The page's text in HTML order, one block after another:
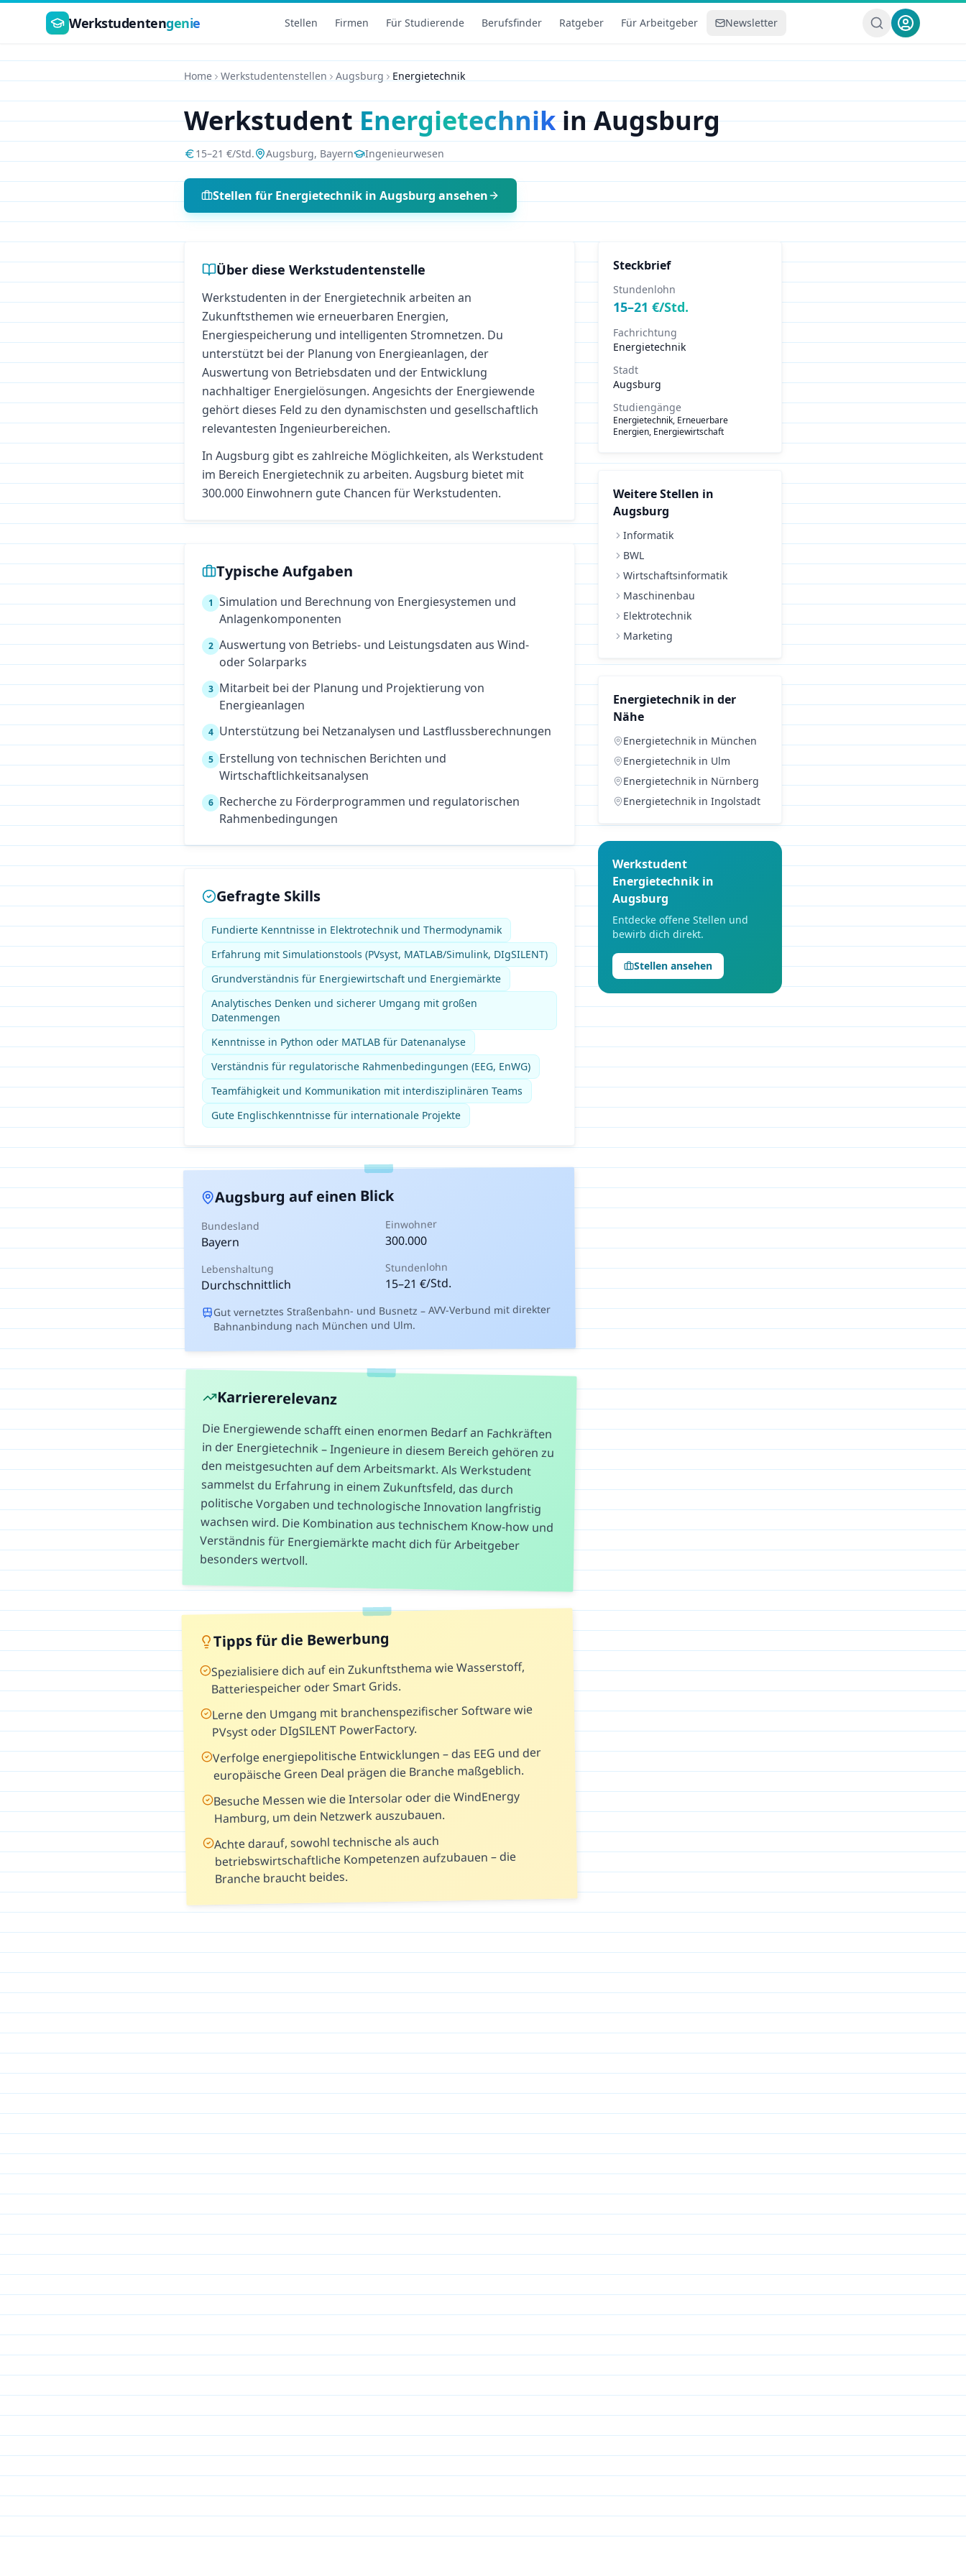
Zum Hauptinhalt springen
Werkstudentengenie Stellen Firmen Für Studierende Berufsfinder Ratgeber Für Arbeitgeber Newsletter
Home Werkstudentenstellen Augsburg Energietechnik
WerkstudentEnergietechnikinAugsburg
15–21 €/Std. Augsburg, Bayern Ingenieurwesen
Stellen für Energietechnik in Augsburg ansehen
Über diese Werkstudentenstelle
Werkstudenten in der Energietechnik arbeiten an
Zukunftsthemen wie erneuerbaren Energien,
Energiespeicherung und intelligenten Stromnetzen. Du
unterstützt bei der Planung von Energieanlagen, der
Auswertung von Betriebsdaten und der Entwicklung
nachhaltiger Energielösungen. Angesichts der Energiewende
gehört dieses Feld zu den dynamischsten und gesellschaftlich
relevantesten Ingenieurbereichen.
In Augsburg gibt es zahlreiche Möglichkeiten, als Werkstudent
im Bereich Energietechnik zu arbeiten. Augsburg bietet mit
300.000 Einwohnern gute Chancen für Werkstudenten.
Typische Aufgaben
1 Simulation und Berechnung von Energiesystemen und
Anlagenkomponenten
2 Auswertung von Betriebs- und Leistungsdaten aus Wind-
oder Solarparks
3 Mitarbeit bei der Planung und Projektierung von
Energieanlagen
4 Unterstützung bei Netzanalysen und Lastflussberechnungen
5 Erstellung von technischen Berichten und
Wirtschaftlichkeitsanalysen
6 Recherche zu Förderprogrammen und regulatorischen
Rahmenbedingungen
Gefragte Skills
Fundierte Kenntnisse in Elektrotechnik und Thermodynamik
Erfahrung mit Simulationstools (PVsyst, MATLAB/Simulink, DIgSILENT)
Grundverständnis für Energiewirtschaft und Energiemärkte
Analytisches Denken und sicherer Umgang mit großen
Datenmengen
Kenntnisse in Python oder MATLAB für Datenanalyse
Verständnis für regulatorische Rahmenbedingungen (EEG, EnWG)
Teamfähigkeit und Kommunikation mit interdisziplinären Teams
Gute Englischkenntnisse für internationale Projekte
Augsburg auf einen Blick
Bundesland
Bayern
Einwohner
300.000
Lebenshaltung
Durchschnittlich
Stundenlohn
15–21 €/Std.
Gut vernetztes Straßenbahn- und Busnetz – AVV-Verbund mit direkter
Bahnanbindung nach München und Ulm.
Karriererelevanz
Die Energiewende schafft einen enormen Bedarf an Fachkräften
in der Energietechnik – Ingenieure in diesem Bereich gehören zu
den meistgesuchten auf dem Arbeitsmarkt. Als Werkstudent
sammelst du Erfahrung in einem Zukunftsfeld, das durch
politische Vorgaben und technologische Innovation langfristig
wachsen wird. Die Kombination aus technischem Know-how und
Verständnis für Energiemärkte macht dich für Arbeitgeber
besonders wertvoll.
Tipps für die Bewerbung
Spezialisiere dich auf ein Zukunftsthema wie Wasserstoff,
Batteriespeicher oder Smart Grids.
Lerne den Umgang mit branchenspezifischer Software wie
PVsyst oder DIgSILENT PowerFactory.
Verfolge energiepolitische Entwicklungen – das EEG und der
europäische Green Deal prägen die Branche maßgeblich.
Besuche Messen wie die Intersolar oder die WindEnergy
Hamburg, um dein Netzwerk auszubauen.
Achte darauf, sowohl technische als auch
betriebswirtschaftliche Kompetenzen aufzubauen – die
Branche braucht beides.
Steckbrief
Stundenlohn
15–21 €/Std.
Fachrichtung
Energietechnik
Stadt
Augsburg
Studiengänge
Energietechnik, Erneuerbare
Energien, Energiewirtschaft
Weitere Stellen in
Augsburg
Informatik
BWL
Wirtschaftsinformatik
Maschinenbau
Elektrotechnik
Marketing
Energietechnik in der
Nähe
Energietechnik in München
Energietechnik in Ulm
Energietechnik in Nürnberg
Energietechnik in Ingolstadt
Werkstudent
Energietechnik in
Augsburg
Entdecke offene Stellen und
bewirb dich direkt.
Stellen ansehen